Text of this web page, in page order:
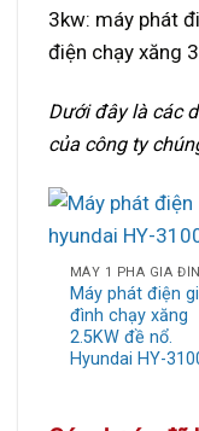
3kw: máy phát
điện chạy xăng
Dưới đây là các
của công ty
MÁY 1 PHA GIA
Máy phát điện
đình chạy xăng
2.5KW đề nổ.
Hyundai HY-